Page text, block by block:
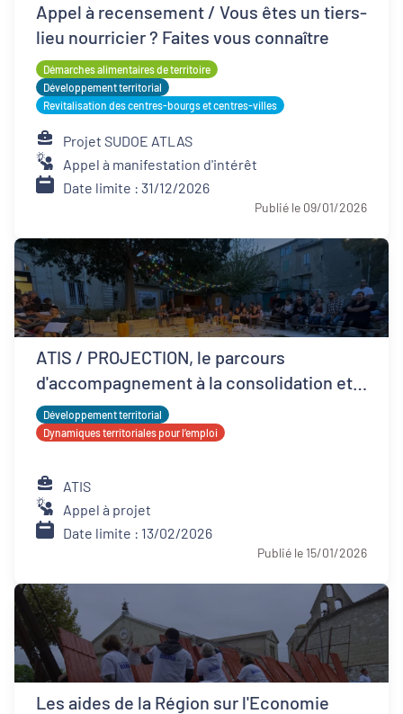
Appel à recensement / Vous êtes un tiers-
lieu nourricier ? Faites vous connaître
Démarches alimentaires de territoire
Développement territorial
Revitalisation des centres-bourgs et centres-villes
Projet SUDOE ATLAS
Appel à manifestation d'intérêt
Date limite : 31/12/2026
Publié le 09/01/2026
ATIS / PROJECTION, le parcours
d'accompagnement à la consolidation et
développement ESS
Développement territorial
Dynamiques territoriales pour l’emploi
ATIS
Appel à projet
Date limite : 13/02/2026
Publié le 15/01/2026
Les aides de la Région sur l'Economie